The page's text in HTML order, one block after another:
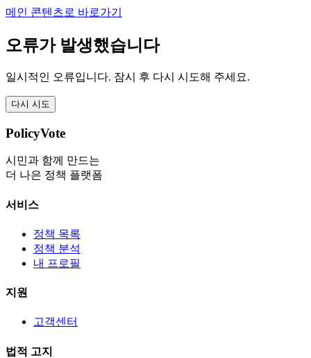
메인 콘텐츠로 바로가기
오류가 발생했습니다
일시적인 오류입니다. 잠시 후 다시 시도해 주세요.
다시 시도
PolicyVote
시민과 함께 만드는
더 나은 정책 플랫폼
서비스
정책 목록
정책 분석
내 프로필
지원
고객센터
법적 고지